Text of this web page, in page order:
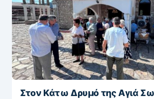
Στον Κάτω Δρυμό της Αγιά